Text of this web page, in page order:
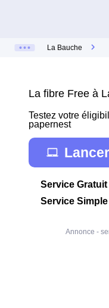
La Bauche
La fibre Free à
Testez votre
papernest
Service
Service
Annonce -